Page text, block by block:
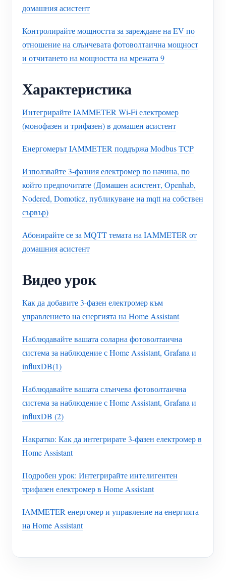
домашния асистент
Контролирайте мощността за зареждане на EV по
отношение на слънчевата фотоволтаична мощност
и отчитането на мощността на мрежата 9
Характеристика
Интегрирайте IAMMETER Wi-Fi електромер
(монофазен и трифазен) в домашен асистент
Енергомерът IAMMETER поддържа Modbus TCP
Използвайте 3-фазния електромер по начина, по
който предпочитате (Домашен асистент, Openhab,
Nodered, Domoticz, публикуване на mqtt на собствен
сървър)
Абонирайте се за MQTT темата на IAMMETER от
домашния асистент
Видео урок
Как да добавите 3-фазен електромер към
управлението на енергията на Home Assistant
Наблюдавайте вашата соларна фотоволтаична
система за наблюдение с Home Assistant, Grafana и
influxDB(1)
Наблюдавайте вашата слънчева фотоволтаична
система за наблюдение с Home Assistant, Grafana и
influxDB (2)
Накратко: Как да интегрирате 3-фазен електромер в
Home Assistant
Подробен урок: Интегрирайте интелигентен
трифазен електромер в Home Assistant
IAMMETER енергомер и управление на енергията
на Home Assistant